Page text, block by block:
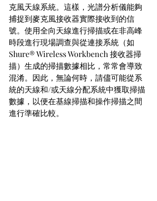
克風天線系統。這樣，光譜分析儀能夠
捕捉到麥克風接收器實際接收到的信
號。使用全向天線進行掃描或在非高峰
時段進行現場調查與從連接系統（如
Shure® Wireless Workbench 接收器掃
描）生成的掃描數據相比，常常會導致
混淆。因此，無論何時，請儘可能從系
統的天線和/或天線分配系統中獲取掃描
數據，以便在基線掃描和操作掃描之間
進行準確比較。